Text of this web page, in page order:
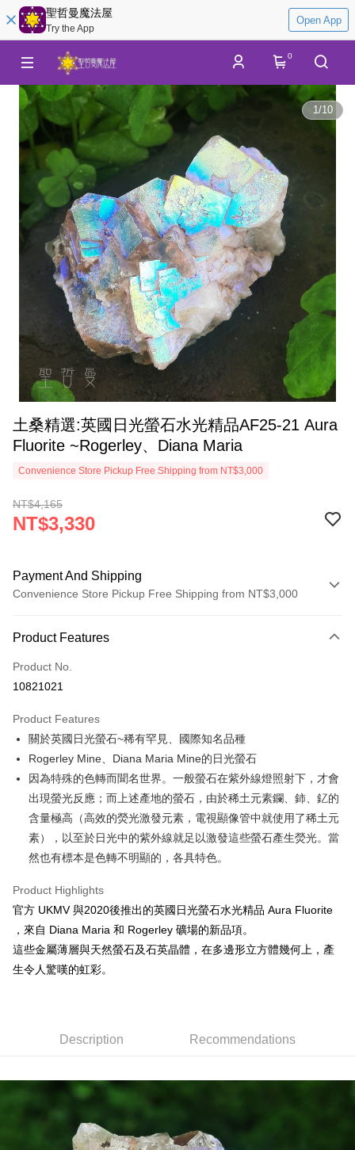
聖哲曼魔法屋
Try the App
Open App
0
1/10
土桑精選:英國日光螢石水光精品AF25-21 Aura
Fluorite ~Rogerley、Diana Maria
Convenience Store Pickup Free Shipping from NT$3,000
NT$4,165
NT$3,330
Payment And Shipping
Convenience Store Pickup Free Shipping from NT$3,000
Credit Card (Full Payment)
Convenience Store Pickup and Pay
Apple Pay
JKOPAY
Easy Wallet
ATM Transfer
Shipping Method
NT$80/order | Free shipping on orders of NT$3,000 or more
7-11取貨付款
NT$80/order | Free shipping on orders of NT$3,000 or more
郵局幫你送（離島）
付款後門市自取
Product Features
Product No.
10821021
Product Features
關於英國日光螢石~稀有罕見、國際知名品種
Rogerley Mine、Diana Maria Mine的日光螢石
因為特殊的色轉而聞名世界。一般螢石在紫外線燈照射下，才會
出現螢光反應；而上述產地的螢石，由於稀土元素鑭、鈰、釔的
含量極高（高效的熒光激發元素，電視顯像管中就使用了稀土元
素），以至於日光中的紫外線就足以激發這些螢石產生熒光。當
然也有標本是色轉不明顯的，各具特色。
Product Highlights
官方 UKMV 與2020後推出的英國日光螢石水光精品 Aura Fluorite
，來自 Diana Maria 和 Rogerley 礦場的新品項。
這些金屬薄層與天然螢石及石英晶體，在多邊形立方體幾何上，產
生令人驚嘆的虹彩。
Description Recommendations